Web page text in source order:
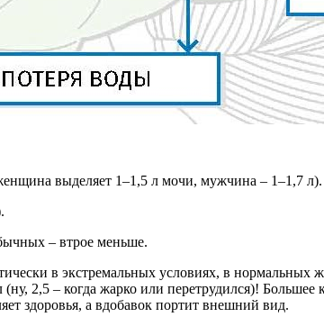
выделяет 1–1,5 л мочи, мужчина – 1–1,7 л).
– втрое меньше.
в экстремальных условиях, в
2,5 – когда жарко или перетрудился)!
здоровья, а вдобавок портит внешний вид.